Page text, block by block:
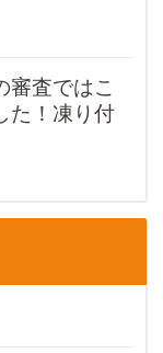
審査ではこ
た！凍り付